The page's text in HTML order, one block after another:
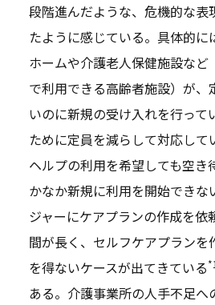
段階進んだような、危機的な表
たように感じている。具体的に
ホームや介護老人保健施設など
で利用できる高齢者施設）が、
いのに新規の受け入れを行って
ために定員を減らして対応して
ヘルプの利用を希望しても空き
かなか新規に利用を開始できな
ジャーにケアプランの作成を依
間が長く、セルフケアプランを
を得ないケースが出てきている*1
ある。介護事業所の人手不足へ